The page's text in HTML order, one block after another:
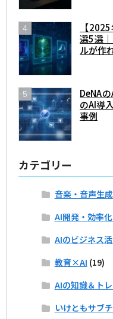
【
選5選
ルが作
DeNA
のAI導
事例
カテゴリー
音楽・音声生
AI開発・効率
AIのビジネス
教育×AI (19)
AIの知識＆ト
いけともサブ